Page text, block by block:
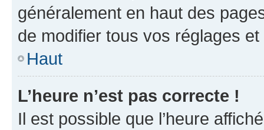
généralement en haut des
de modifier tous vos réglages
Haut
L’heure n’est pas correcte !
Il est possible que l’heure